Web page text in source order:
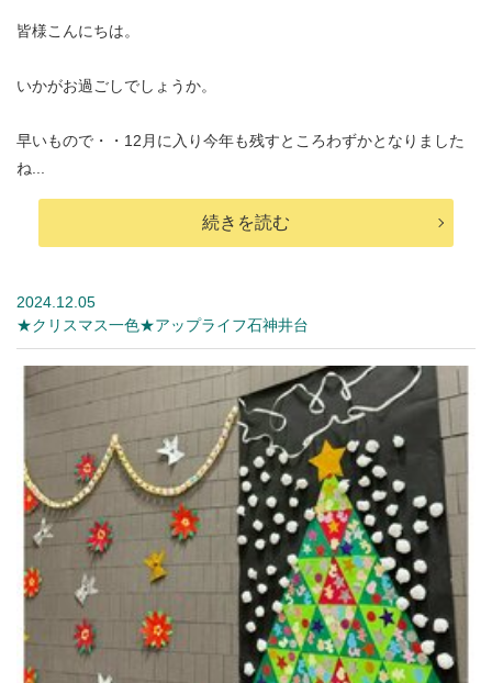
皆様こんにちは。
いかがお過ごしでしょうか。
早いもので・・12月に入り今年も残すところわずかとなりました
ね...
続きを読む
2024.12.05
★クリスマス一色★アップライフ石神井台